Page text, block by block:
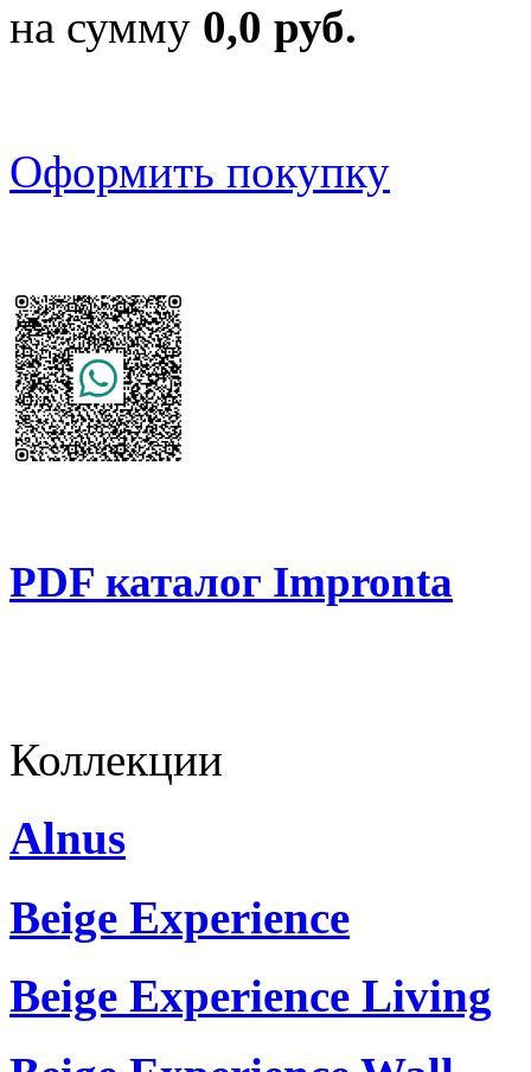
на сумму 0,0 руб.
Оформить покупку
PDF каталог Impronta
Коллекции
Alnus
Beige Experience
Beige Experience Living